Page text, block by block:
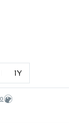
1Y